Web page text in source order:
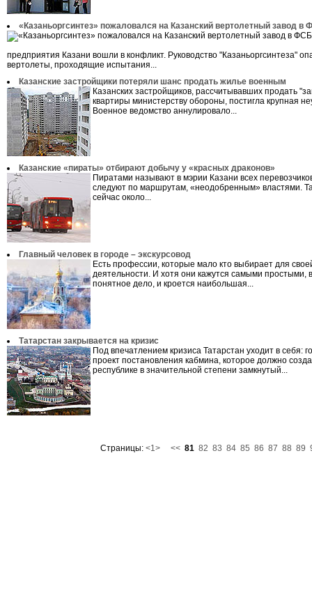
«Казаньоргсинтез» пожаловался на Казанский вертолетный завод в
предприятия Казани вошли в конфликт. Руководство "Казаньоргсинтеза"
вертолеты, проходящие испытания...
Казанские застройщики потеряли шанс продать жилье военным
Казанских застройщиков, рассчитывавших продать
квартиры министерству обороны, постигла крупная
Военное ведомство аннулировало...
Казанские «пираты» отбирают добычу у «красных драконов»
Пиратами называют в мэрии Казани всех
следуют по маршрутам, «неодобренным» властями.
сейчас около...
Главный человек в городе – экскурсовод
Есть профессии, которые мало кто выбирает для
деятельности. И хотя они кажутся самыми простыми,
понятное дело, и кроется наибольшая...
Татарстан закрывается на кризис
Под впечатлением кризиса Татарстан уходит в себя:
проект постановления кабмина, которое должно
республике в значительной степени замкнутый...
Страницы: <1> << 81 82 83 84 85 86 87 88 89